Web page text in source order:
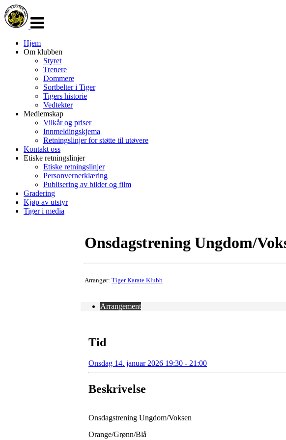
navigasjon
Hjem
Om klubben
Styret
Trenere
Dommere
Sortbelter i Tiger
Tigers historie
Vedtekter
Medlemskap
Vilkår og priser
Innmeldingskjema
Retningslinjer for støtte til utøvere
Kontakt oss
Etiske retningslinjer
Etiske retningslinjer
Personvernerklæring
Publisering av bilder og film
Gradering
Kjøp av utstyr
Tiger i media
Onsdagstrening Ungdom/
Arrangør: Tiger Karate Klubb
Arrangement
Tid
Onsdag 14. januar 2026 19:30 - 21:00
Beskrivelse
Onsdagstrening Ungdom/Voksen
Orange/Grønn/Blå